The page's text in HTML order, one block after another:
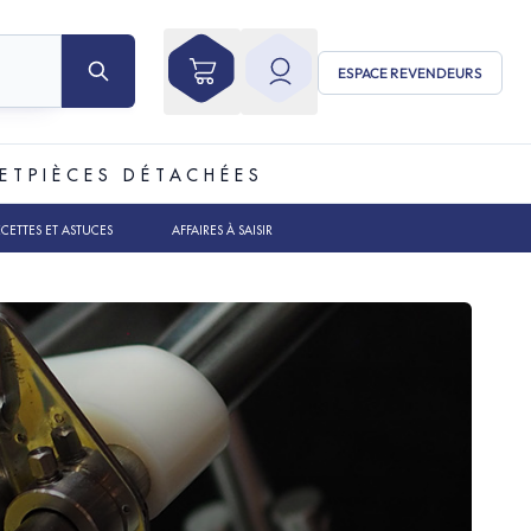
ESPACE REVENDEURS
PIÈCES DÉTACHÉES
ET ASTUCES AFFAIRES À SAISIR